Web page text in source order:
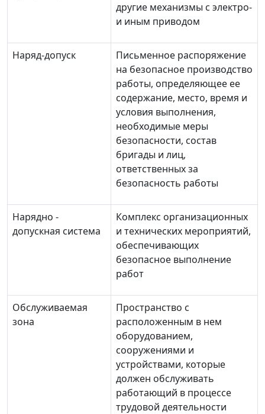
другие механизмы с электро-
и иным приводом
Наряд-допуск
Письменное распоряжение
на безопасное производство
работы, определяющее ее
содержание, место, время и
условия выполнения,
необходимые меры
безопасности, состав
бригады и лиц,
ответственных за
безопасность работы
Нарядно -
допускная система
Комплекс организационных
и технических мероприятий,
обеспечивающих
безопасное выполнение
работ
Обслуживаемая
зона
Пространство с
расположенным в нем
оборудованием,
сооружениями и
устройствами, которые
должен обслуживать
работающий в процессе
трудовой деятельности